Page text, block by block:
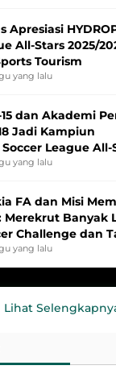
Apresiasi
All-Stars 2025/
Tourism
yang lalu
dan Akademi
Jadi Kampiun
Soccer League All-
yang lalu
FA dan Misi
Merekrut Banyak
Challenge dan
League
yang lalu
Lihat